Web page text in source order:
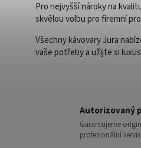
Pro nejvyšší nároky na
skvělou volbu pro firemní
Všechny kávovary Jura
vaše potřeby a užijte si
Autorizovaný
Garantujeme
profesionální